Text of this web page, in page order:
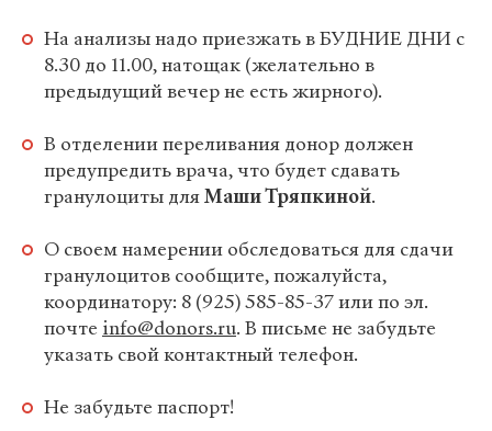
На анализы надо приезжать в БУДНИЕ ДНИ с
8.30 до 11.00, натощак (желательно в
предыдущий вечер не есть жирного).
В отделении переливания донор должен
предупредить врача, что будет сдавать
гранулоциты дляМаши Тряпкиной.
О своем намерении обследоваться для сдачи
гранулоцитов сообщите, пожалуйста,
координатору: 8 (925) 585-85-37 или по эл.
почте info@donors.ru. В письме не забудьте
указать свой контактный телефон.
Не забудьте паспорт!